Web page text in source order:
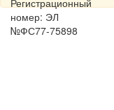
Регистрационный
номер: ЭЛ
№ФС77-75898